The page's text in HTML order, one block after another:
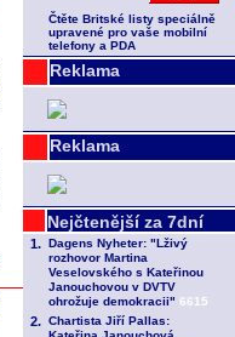
Čtěte Britské listy speciálně
upravené pro vaše mobilní
telefony a PDA
Reklama
Reklama